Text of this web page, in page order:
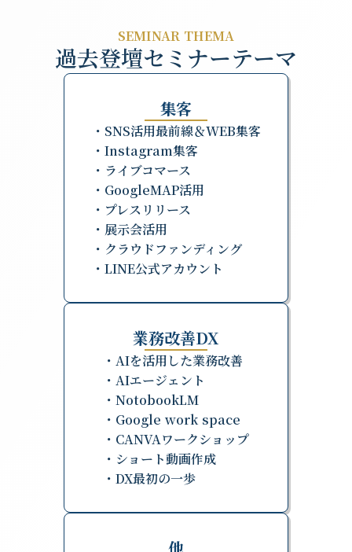
SEMINAR THEMA
過去登壇セミナーテーマ
集客
・SNS活用最前線＆WEB集客
・Instagram集客
・ライブコマース
・GoogleMAP活用
・プレスリリース
・展示会活用
・クラウドファンディング
・LINE公式アカウント
業務改善DX
・AIを活用した業務改善
・AIエージェント
・NotobookLM
・Google work space
・CANVAワークショップ
・ショート動画作成
・DX最初の一歩